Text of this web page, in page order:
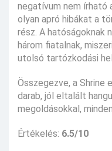
negatívum nem írható
olyan apró hibákat a
rész. A hatóságoknak
három fiatalnak,
utolsó tartózkodási
Összegezve, a
darab, jól eltalált
megoldásokkal,
Értékelés: 6.5/10